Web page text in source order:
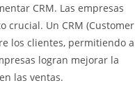
CRM. Las empresas
crucial. Un CRM (Customer
los clientes, permitiendo a
logran mejorar la
las ventas.